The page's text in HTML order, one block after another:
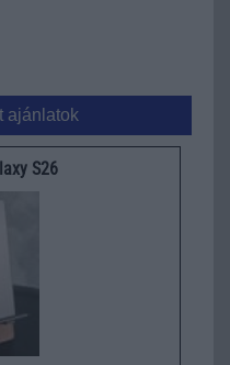
ajánlatok
S26